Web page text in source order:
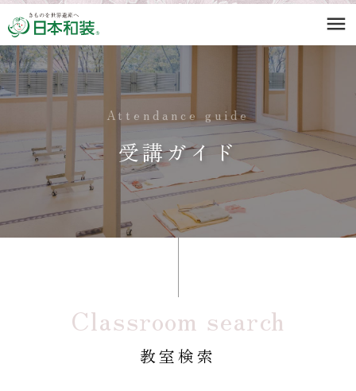
menu
Attendance guide
受講ガイド
Classroom search
教室検索